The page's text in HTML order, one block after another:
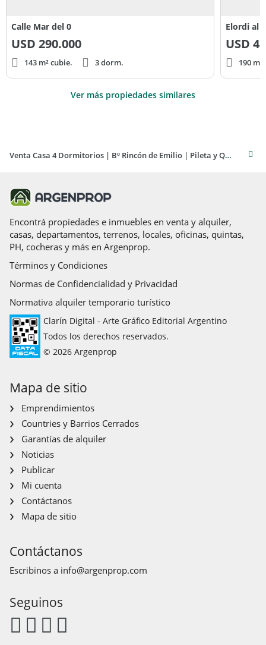
Calle Mar del 0
USD 290.000
143 m² cubie. 3 dorm.
Elordi al
USD
190
Ver más propiedades similares
Venta Casa 4 Dormitorios | Bº Rincón de Emilio | Pileta y Quincho | Apta Crédito
Encontrá propiedades e inmuebles en venta y alquiler,
casas, departamentos, terrenos, locales, oficinas, quintas,
PH, cocheras y más en Argenprop.
Términos y Condiciones
Normas de Confidencialidad y Privacidad
Normativa alquiler temporario turístico
Clarín Digital - Arte Gráfico Editorial Argentino
Todos los derechos reservados.
© 2026 Argenprop
Mapa de sitio
Emprendimientos
Countries y Barrios Cerrados
Garantías de alquiler
Noticias
Publicar
Mi cuenta
Contáctanos
Mapa de sitio
Contáctanos
Escribinos a info@argenprop.com
Seguinos